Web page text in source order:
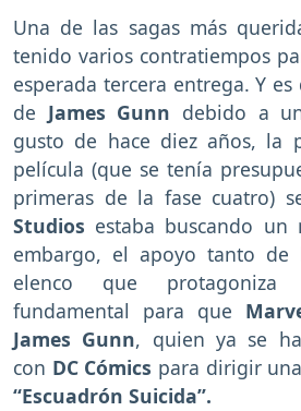
Una de las sagas más
tenido varios contratiempos
esperada tercera entrega. Y
de James Gunn debido a
gusto de hace diez años, la
película (que se tenía
primeras de la fase cuatro)
Studios estaba buscando un
embargo, el apoyo tanto de
elenco que
fundamental para que
James Gunn, quien ya se
con DC Cómics para dirigir
“Escuadrón Suicida”.